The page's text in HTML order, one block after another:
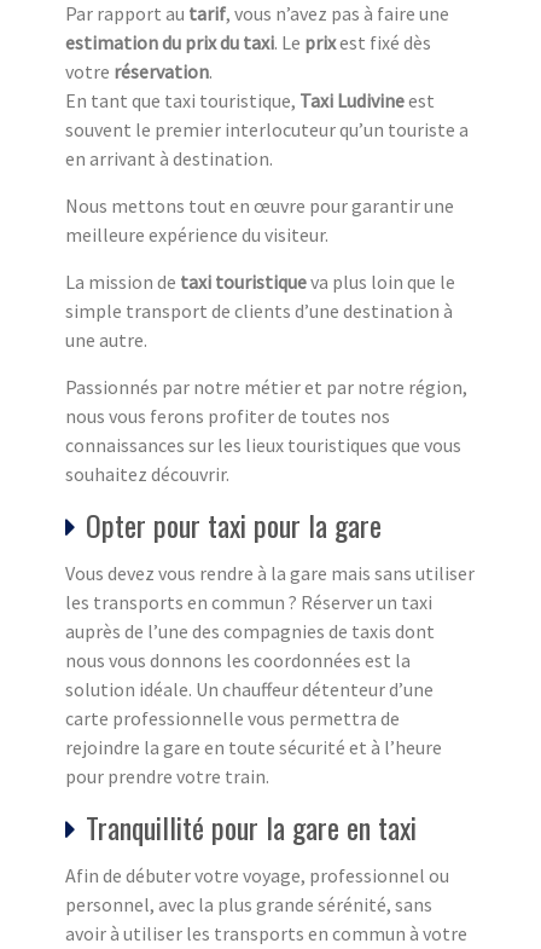
Par rapport au tarif, vous n’avez pas à faire une
estimation du prix du taxi. Le prixest fixé dès
votre réservation.
En tant que taxi touristique, Taxi Ludivineest
souvent le premier interlocuteur qu’un touriste a
en arrivant à destination.
Nous mettons tout en œuvre pour garantir une
meilleure expérience du visiteur.
La mission de taxi touristiqueva plus loin que le
simple transport de clients d’une destination à
une autre.
Passionnés par notre métier et par notre région,
nous vous ferons profiter de toutes nos
connaissances sur les lieux touristiques que vous
souhaitez découvrir.
Opter pour taxi pour la gare
Vous devez vous rendre à la gare mais sans utiliser
les transports en commun ? Réserver un taxi
auprès de l’une des compagnies de taxis dont
nous vous donnons les coordonnées est la
solution idéale. Un chauffeur détenteur d’une
carte professionnelle vous permettra de
rejoindre la gare en toute sécurité et à l’heure
pour prendre votre train.
Tranquillité pour la gare en taxi
Afin de débuter votre voyage, professionnel ou
personnel, avec la plus grande sérénité, sans
avoir à utiliser les transports en commun à votre